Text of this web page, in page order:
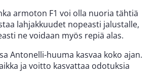
armoton F1 voi olla nuoria tähtiä
lahjakkuudet nopeasti jalustalle,
ne voidaan myös repiä alas.
Antonelli-huuma kasvaa koko ajan.
ja voitto kasvattaa odotuksia